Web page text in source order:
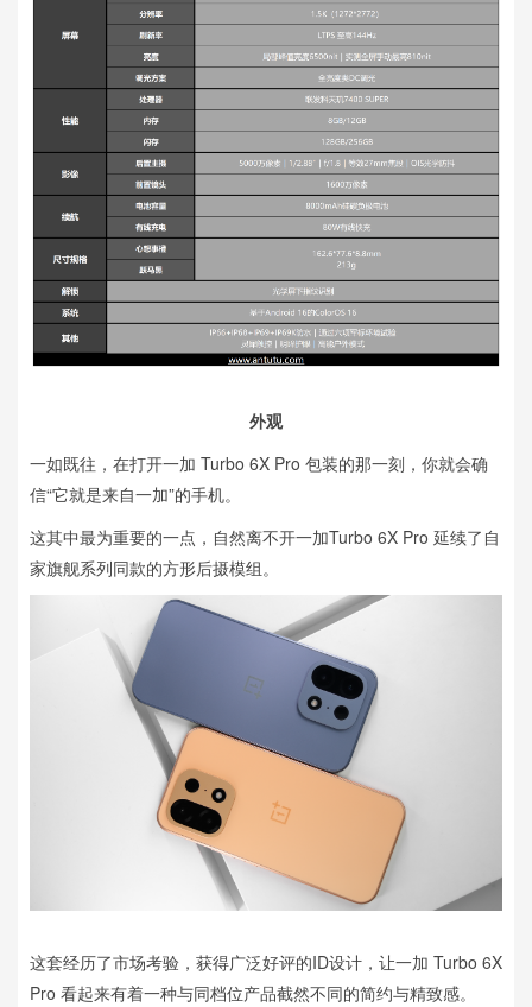
外观
一如既往，在打开一加 Turbo 6X Pro 包装的那一刻，你就会确
信“它就是来自一加”的手机。
这其中最为重要的一点，自然离不开一加Turbo 6X Pro 延续了自
家旗舰系列同款的方形后摄模组。
这套经历了市场考验，获得广泛好评的ID设计，让一加 Turbo 6X
Pro 看起来有着一种与同档位产品截然不同的简约与精致感。